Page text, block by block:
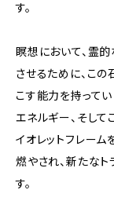
す。
瞑想において、霊
させるために、この
こす能力を持って
エネルギー、そし
イオレットフレー
燃やされ、新たな
す。